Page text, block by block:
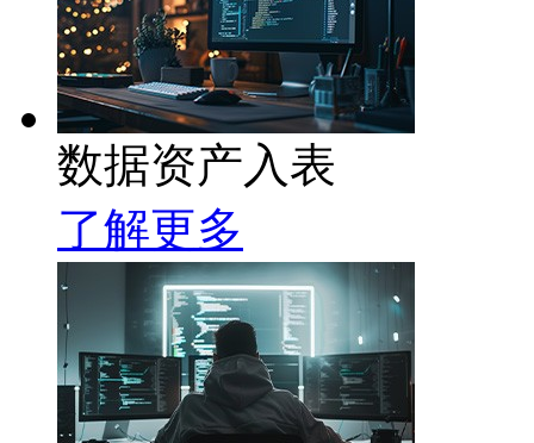
数据资产入表
了解更多